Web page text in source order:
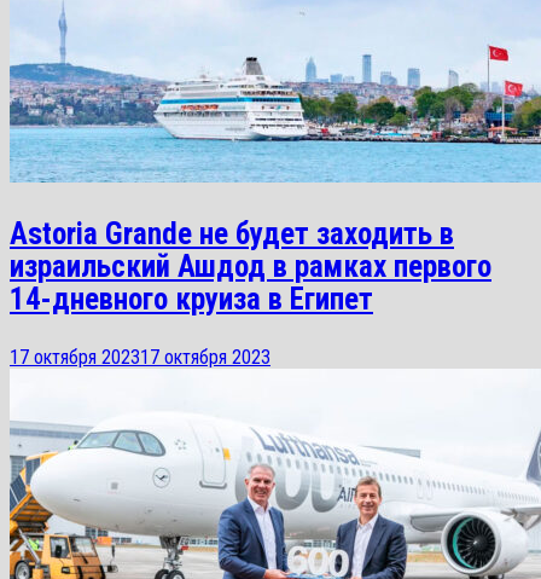
Astoria Grande не будет заходить в
израильский Ашдод в рамках первого
14-дневного круиза в Египет
17 октября 202317 октября 2023